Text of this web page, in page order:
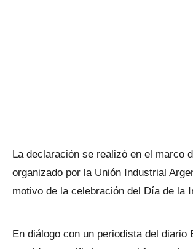
La declaración se realizó en el marco
organizado por la Unión Industrial
motivo de la celebración del Día de la
En diálogo con un periodista del diario